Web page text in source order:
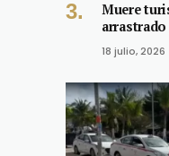
Muere
18 julio, 2026